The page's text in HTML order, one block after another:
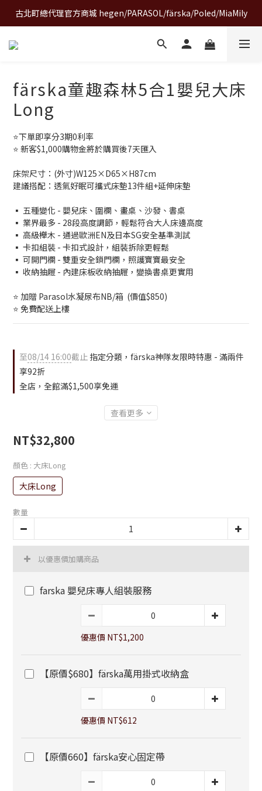
A World of Wonder 奇想世界特展｜套票熱賣中
古北町總代理官方商城 hegen/PARASOL/färska/Poled/MiaMily
A World of Wonder 奇想世界特展｜套票熱賣中
färska童趣森林5合1嬰兒大床
Long
⭐下單即享分3期0利率
⭐ 新客$1,000購物金將於購買後7天匯入
床架尺寸：(外寸)W125×D65×H87cm
建議搭配：透氣好眠可攜式床墊13件組+延伸床墊
▪ 五種變化 - 嬰兒床、圍欄、畫桌、沙發、書桌
▪ 業界最多 - 28段高度調節，輕鬆符合大人床邊高度
▪ 高級櫸木 - 通過歐洲EN及日本SG安全基準測試
▪ 卡扣組裝 - 卡扣式設計，組裝拆除更輕鬆
▪ 可開門欄 - 雙重安全鎖門欄，照護寶寶最安全
▪ 收納抽屜 - 內建床板收納抽屜，變換書桌更實用
⭐ 加贈 Parasol水凝尿布NB/箱  (價值$850)
⭐ 免費配送上樓
至08/14 16:00截止 指定分類，färska神隊友限時特惠 - 滿兩件
享92折
全店，全館滿$1,500享免運
查看更多
NT$32,800
顏色 : 大床Long
大床Long
數量
以優惠價加購商品
farska 嬰兒床專人組裝服務
優惠價 NT$1,200
【原價$680】färska萬用掛式收納盒
優惠價 NT$612
【原價660】färska安心固定帶